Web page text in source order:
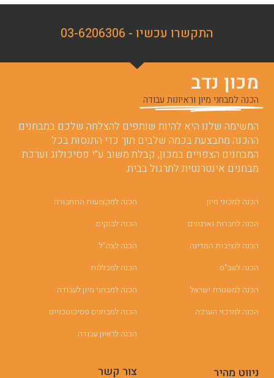
התקשרו עכשיו - 03-6206306
מכון נדב
הכנה למבחני מיון וראיונות עבודה
המשימה שלנו היא להיות שותפים להצלחה שלכם במבחנים.
ההכנה מתבצעת בכמה שלבים תוך כדי התנסות בכל
המבחנים הצפויים במכון, קבלת משוב ע”י פסיכולוג וערכת
מבחנים אינטרנטית לתרגול בבית.
הכנה למכוני מיון
הכנה לחברות וארגונים
הכנה לנציבות המדינה
הכנה לשב"ס
הכנה למשטרת ישראל
הכנה למרכזי הערכה
הכנה למקצועות התחבורה
הכנה לבנקים
הכנה לצה”ל
הכנה למכללות
הכנה למבחני מיון לעבודה
הכנה למבחנים פסיכוטכניים
הכנה לראיון עבודה
ניווט מהיר צור קשר